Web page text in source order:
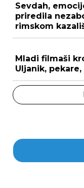
Sevdah,
priredila
rimskom
Mladi filmaši
Uljanik,